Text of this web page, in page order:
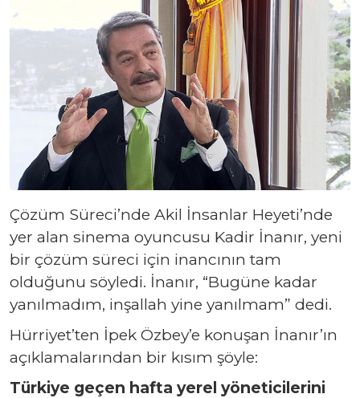
Çözüm Süreci’nde Akil İnsanlar Heyeti’nde
yer alan sinema oyuncusu Kadir İnanır, yeni
bir çözüm süreci için inancının tam
olduğunu söyledi. İnanır, “Bugüne kadar
yanılmadım, inşallah yine yanılmam” dedi.
Hürriyet’ten İpek Özbey’e konuşan İnanır’ın
açıklamalarından bir kısım şöyle:
Türkiye geçen hafta yerel yöneticilerini